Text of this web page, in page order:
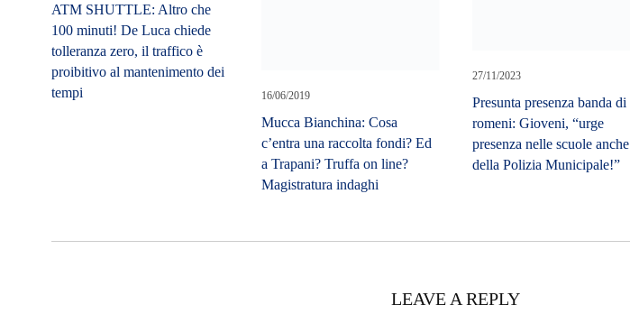
ATM SHUTTLE: Altro che
100 minuti! De Luca chiede
tolleranza zero, il traffico è
proibitivo al mantenimento dei
tempi
16/06/2019
Mucca Bianchina: Cosa
c’entra una raccolta fondi? Ed
a Trapani? Truffa on line?
Magistratura indaghi
27/11/2023
Presunta presenza banda di
romeni: Gioveni, “urge
presenza nelle scuole anche
della Polizia Municipale!”
LEAVE A REPLY